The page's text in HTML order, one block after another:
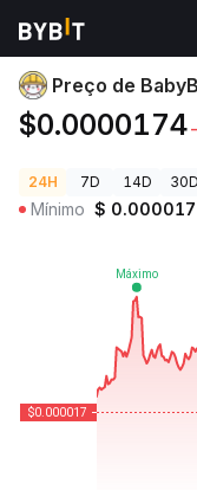
Preços de Criptomoedas
Preço de
$0.0000174
24H 7D 14D 30D
Mínimo $ 0.000017